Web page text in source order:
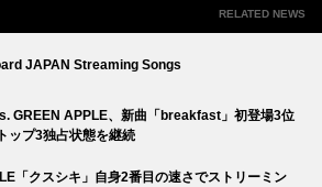
RELATED NEWS
JAPAN Streaming Songs
GREEN APPLE、新曲「breakfast」初登場3位
ップ3独占状態を継続
「クスシキ」自身2番目の速さでストリーミン